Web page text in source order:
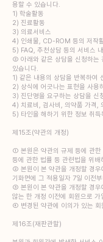
용할 수 있습니다.
1) 학술활동
2) 진료활동
3) 의료서비스
4) 인쇄물, CD-ROM 등의 저작
5) FAQ, 추천상담 등의 서비스
② 아래와 같은 상담을 신청하는
있습니다.
1) 같은 내용의 상담을 반복하여
2) 상식에 어긋나는 표현을 사용
3) 진단명을 요구하는 상담을 신
4) 치료비, 검사비, 의약품 가격,
5) 타인을 해하기 위한 정보 취득
제15조(약관의 개정)
① 본원은 약관의 규제 등에 관한
등에 관한 법률 등 관련법을 위
② 본원이 본 약관을 개정할 경우
기화면에 그 적용일자 7일 이전
③ 본원이 본 약관을 개정할 경우
않는 한 개정 이전에 회원으로
④ 변경된 약관에 이의가 있는 회
제16조(재판관할)